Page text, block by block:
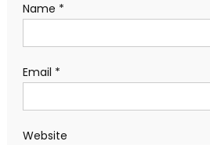
Name *
Email *
Website